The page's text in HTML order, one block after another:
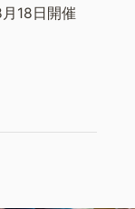
18日開催